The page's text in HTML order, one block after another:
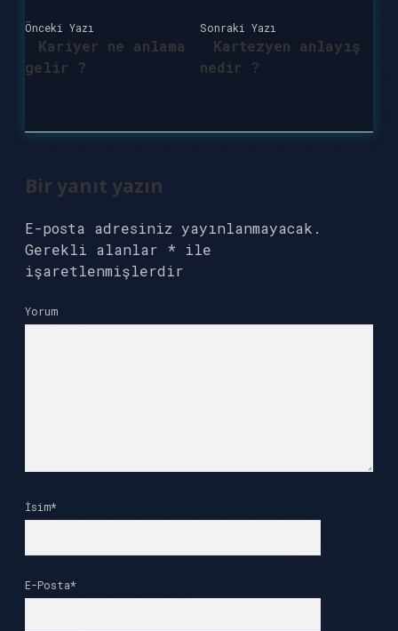
Önceki Yazı
Kariyer ne anlama
gelir ?
Sonraki Yazı
Kartezyen anlayış
nedir ?
Bir yanıt yazın
E-posta adresiniz yayınlanmayacak.
Gerekli alanlar * ile
işaretlenmişlerdir
Yorum
İsim*
E-Posta*